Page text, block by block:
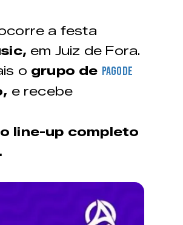
a festa
em Juiz de Fora.
o grupo de pagode
e recebe
line-up completo